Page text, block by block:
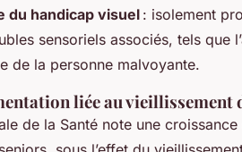
du handicap visuel : isolement
sensoriels associés, tels que
de la personne malvoyante.
liée au vieillissement
de la Santé note une